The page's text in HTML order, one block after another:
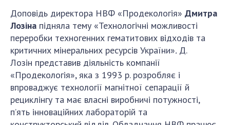
Доповідь директора НВФ «Продекологія» Дмитра
Лозіна підняла тему «Технологічні можливості
переробки техногенних гематитових відходів та
критичних мінеральних ресурсів України». Д.
Лозін представив діяльність компанії
«Продекологія», яка з 1993 р. розробляє і
впроваджує технології магнітної сепарації й
рециклінгу та має власні виробничі потужності,
п’ять інноваційних лабораторій та